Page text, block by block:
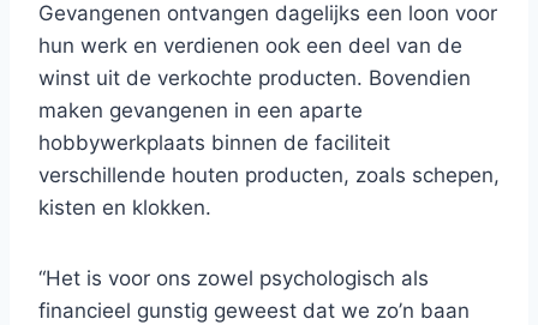
Gevangenen ontvangen dagelijks een loon voor
hun werk en verdienen ook een deel van de
winst uit de verkochte producten. Bovendien
maken gevangenen in een aparte
hobbywerkplaats binnen de faciliteit
verschillende houten producten, zoals schepen,
kisten en klokken.
“Het is voor ons zowel psychologisch als
financieel gunstig geweest dat we zo’n baan